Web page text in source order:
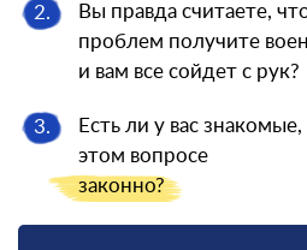
2.
Вы правда считаете,
проблем получите
и вам все сойдет с рук?
3.
Есть ли у вас
этом вопросе
законно?